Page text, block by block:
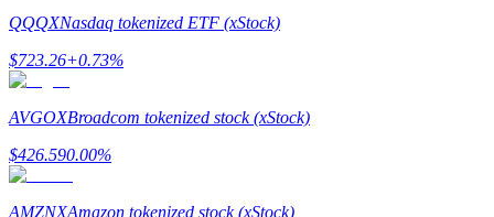
Stratégies de trading
Apprenez à rester rentable
QQQXNasdaq tokenized ETF (xStock)
$723.26+0.73%
AVGOXBroadcom tokenized stock (xStock)
$426.590.00%
AMZNXAmazon tokenized stock (xStock)